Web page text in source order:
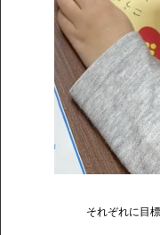
それぞれに目